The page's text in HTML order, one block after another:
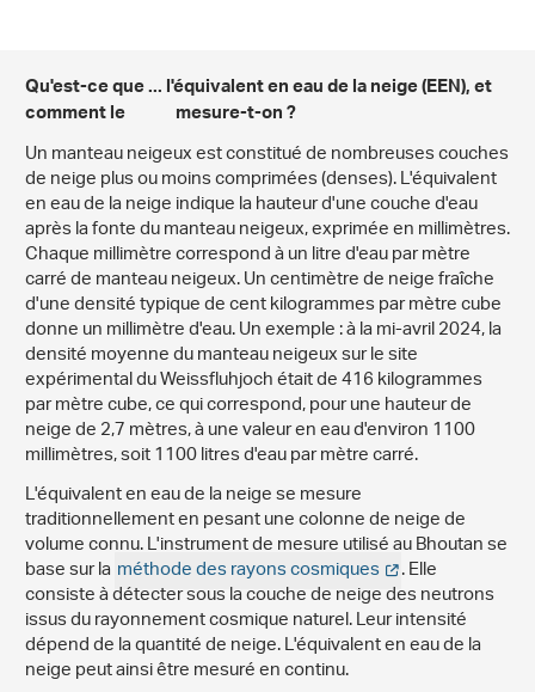
Qu'est-ce que ... l'équivalent en eau de la neige (EEN), et
comment le mesure-t-on ?
Un manteau neigeux est constitué de nombreuses couches
de neige plus ou moins comprimées (denses). L'équivalent
en eau de la neige indique la hauteur d'une couche d'eau
après la fonte du manteau neigeux, exprimée en millimètres.
Chaque millimètre correspond à un litre d'eau par mètre
carré de manteau neigeux. Un centimètre de neige fraîche
d'une densité typique de cent kilogrammes par mètre cube
donne un millimètre d'eau. Un exemple : à la mi-avril 2024, la
densité moyenne du manteau neigeux sur le site
expérimental du Weissfluhjoch était de 416 kilogrammes
par mètre cube, ce qui correspond, pour une hauteur de
neige de 2,7 mètres, à une valeur en eau d'environ 1100
millimètres, soit 1100 litres d'eau par mètre carré.
L'équivalent en eau de la neige se mesure
traditionnellement en pesant une colonne de neige de
volume connu. L'instrument de mesure utilisé au Bhoutan se
base sur la méthode des rayons cosmiques . Elle
consiste à détecter sous la couche de neige des neutrons
issus du rayonnement cosmique naturel. Leur intensité
dépend de la quantité de neige. L'équivalent en eau de la
neige peut ainsi être mesuré en continu.